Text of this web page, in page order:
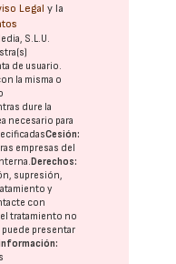
Legal y la
S.L.U.
de usuario.
la misma o
dure la
necesario para
Cesión:
empresas del
Derechos:
supresión,
y
con
tratamiento no
puede presentar